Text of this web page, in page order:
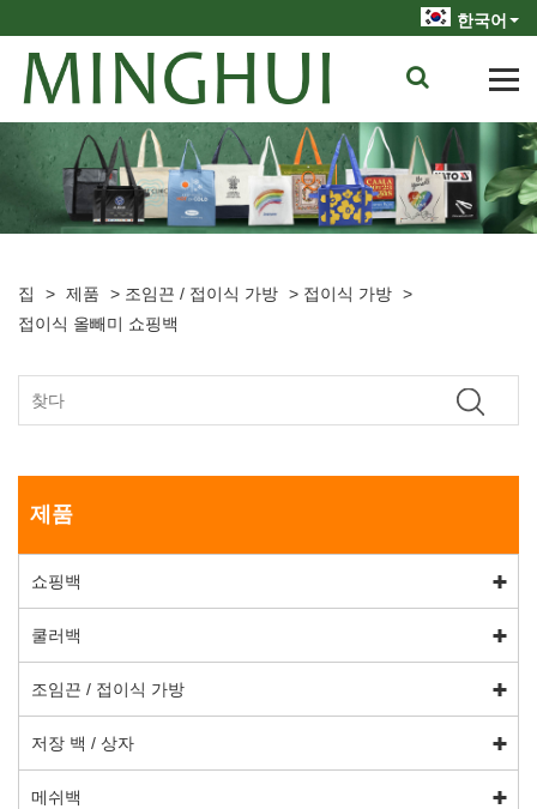
한국어
집 > 제품 > 조임끈 / 접이식 가방 > 접이식 가방 >
접이식 올빼미 쇼핑백
제품
쇼핑백
쿨러백
조임끈 / 접이식 가방
저장 백 / 상자
메쉬백